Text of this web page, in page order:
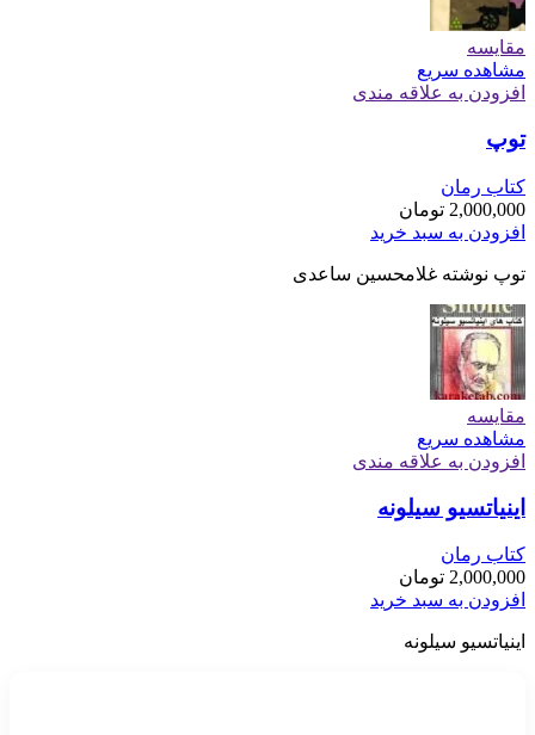
مقایسه
مشاهده سریع
افزودن به علاقه مندی
توپ
کتاب رمان
2,000,000 تومان
افزودن به سبد خرید
توپ نوشته غلامحسین ساعدی
مقایسه
مشاهده سریع
افزودن به علاقه مندی
اینیاتسیو سیلونه
کتاب رمان
2,000,000 تومان
افزودن به سبد خرید
اینیاتسیو سیلونه